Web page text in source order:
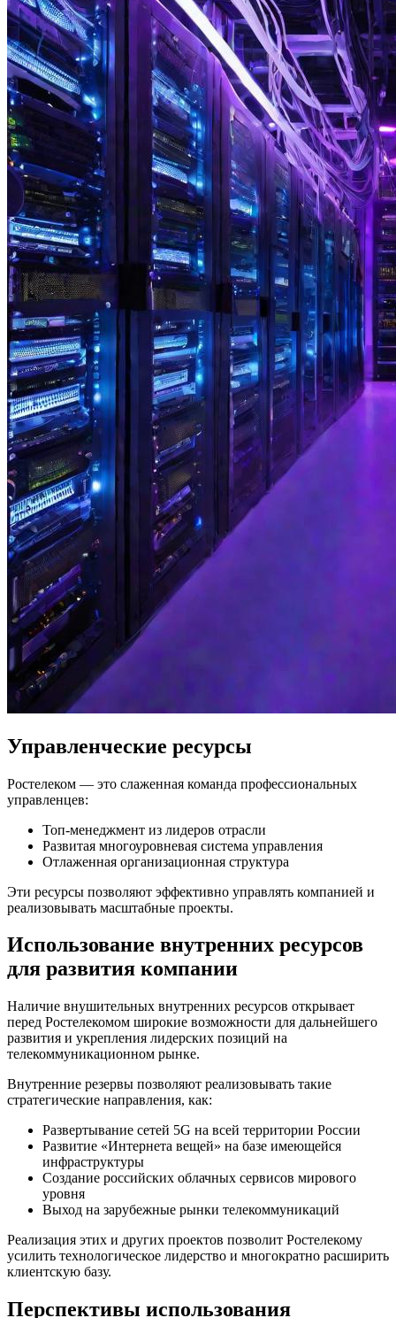
Управленческие ресурсы
Ростелеком — это слаженная команда профессиональных
управленцев:
Топ-менеджмент из лидеров отрасли
Развитая многоуровневая система управления
Отлаженная организационная структура
Эти ресурсы позволяют эффективно управлять компанией и
реализовывать масштабные проекты.
Использование внутренних ресурсов
для развития компании
Наличие внушительных внутренних ресурсов открывает
перед Ростелекомом широкие возможности для дальнейшего
развития и укрепления лидерских позиций на
телекоммуникационном рынке.
Внутренние резервы позволяют реализовывать такие
стратегические направления, как:
Развертывание сетей 5G на всей территории России
Развитие «Интернета вещей» на базе имеющейся
инфраструктуры
Создание российских облачных сервисов мирового
уровня
Выход на зарубежные рынки телекоммуникаций
Реализация этих и других проектов позволит Ростелекому
усилить технологическое лидерство и многократно расширить
клиентскую базу.
Перспективы использования